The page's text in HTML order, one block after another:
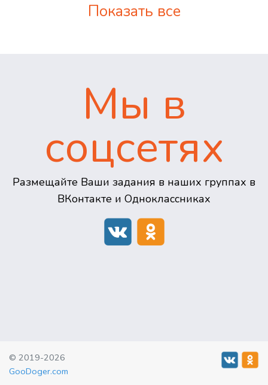
Показать все
Мы в
соцсетях
Размещайте Ваши задания в наших группах в
ВКонтакте и Одноклассниках
© 2019-2026
GooDoger.com